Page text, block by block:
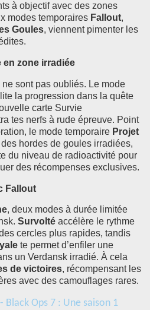
à objectif avec des zones
modes temporaires Fallout,
Goules, viennent pimenter les
en zone irradiée
sont pas oubliés. Le mode
la progression dans la quête
carte Survie
tes nerfs à rude épreuve. Point
le mode temporaire Projet
hordes de goules irradiées,
du niveau de radioactivité pour
des récompenses exclusives.
Fallout
, deux modes à durée limitée
Survolté accélère le rythme
cercles plus rapides, tandis
te permet d’enfiler une
un Verdansk irradié. À cela
de victoires, récompensant les
avec des camouflages rares.
Black Ops 7 : Une saison 1